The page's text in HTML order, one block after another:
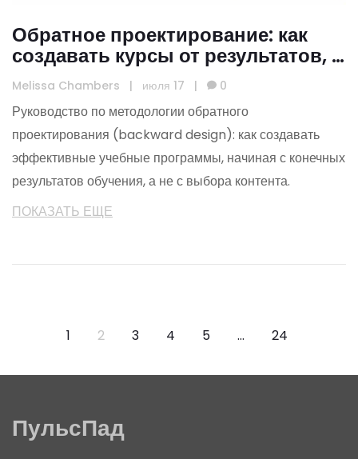
Обратное проектирование: как
создавать курсы от результатов, а
не от содержания
Melissa Chambers | июля 17 | 0
Руководство по методологии обратного
проектирования (backward design): как создавать
эффективные учебные программы, начиная с конечных
результатов обучения, а не с выбора контента.
ПОКАЗАТЬ ЕЩЕ
1 2 3 4 5 … 24
ПульсПад